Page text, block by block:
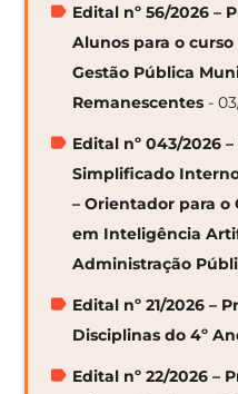
Edital nº 56/2026 –
Alunos para o
Gestão Pública
Remanescentes -
Edital nº 043/2026
Simplificado
– Orientador para o
em Inteligência
Administração
Edital nº 21/2026 –
Disciplinas do 4º
Edital nº 22/2026 –